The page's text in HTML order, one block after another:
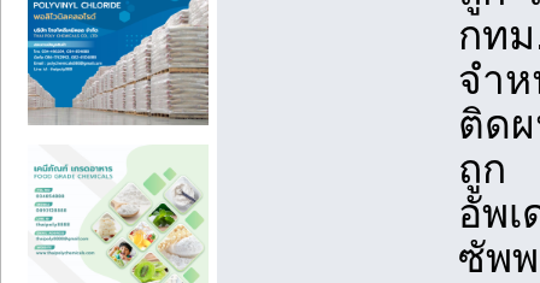
กท
จำ
ติดผ
ถูก
อัพ
ซัพ